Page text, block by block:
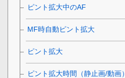
ピント拡大中のAF
MF時自動ピント拡大
ピント拡大
ピント拡大時間 （静止画/動画）